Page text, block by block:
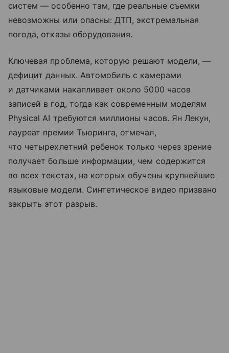
систем — особенно там, где реальные съемки
невозможны или опасны: ДТП, экстремальная
погода, отказы оборудования.
Ключевая проблема, которую решают модели, —
дефицит данных. Автомобиль с камерами
и датчиками накапливает около 5000 часов
записей в год, тогда как современным моделям
Physical AI требуются миллионы часов. Ян Лекун,
лауреат премии Тьюринга, отмечал,
что четырехлетний ребенок только через зрение
получает больше информации, чем содержится
во всех текстах, на которых обучены крупнейшие
языковые модели. Синтетическое видео призвано
закрыть этот разрыв.